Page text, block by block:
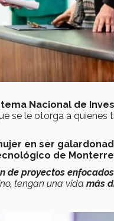
Nacional de
se le otorga a quienes
en ser
de
de proyectos
tengan una vida más